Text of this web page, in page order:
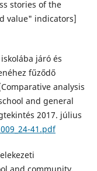
stories of the
value" indicators]
járó és
fűződő
analysis
and general
2017. július
41.pdf